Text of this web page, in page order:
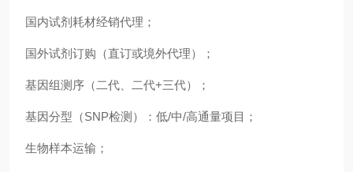
国内试剂耗材经销代理；
国外试剂订购（直订或境外代理）；
基因组测序（二代、二代+三代）；
基因分型（SNP检测）：低/中/高通量项目；
生物样本运输；